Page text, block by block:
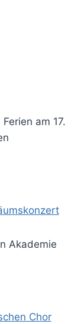
am 17.
Akademie
Chor